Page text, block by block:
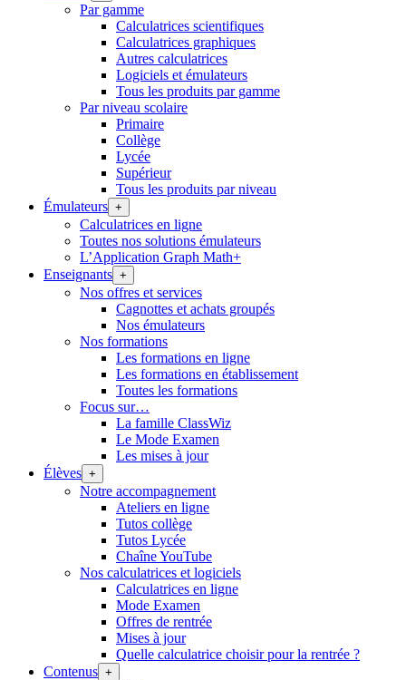
Par gamme
Calculatrices scientifiques
Calculatrices graphiques
Autres calculatrices
Logiciels et émulateurs
Tous les produits par gamme
Par niveau scolaire
Primaire
Collège
Lycée
Supérieur
Tous les produits par niveau
Émulateurs +
Calculatrices en ligne
Toutes nos solutions émulateurs
L’Application Graph Math+
Enseignants +
Nos offres et services
Cagnottes et achats groupés
Nos émulateurs
Nos formations
Les formations en ligne
Les formations en établissement
Toutes les formations
Focus sur…
La famille ClassWiz
Le Mode Examen
Les mises à jour
Élèves +
Notre accompagnement
Ateliers en ligne
Tutos collège
Tutos Lycée
Chaîne YouTube
Nos calculatrices et logiciels
Calculatrices en ligne
Mode Examen
Offres de rentrée
Mises à jour
Quelle calculatrice choisir pour la rentrée ?
Contenus +